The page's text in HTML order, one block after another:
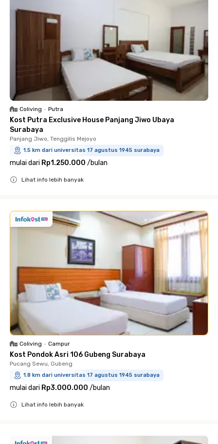
Coliving • Putra
Kost Putra Exclusive House Panjang Jiwo Ubaya
Surabaya
Panjang Jiwo, Tenggilis Mejoyo
1.5 km dari universitas 17 agustus 1945 surabaya
mulai dari Rp1.250.000 /bulan
Lihat info lebih banyak
Coliving • Campur
Kost Pondok Asri 106 Gubeng Surabaya
Pucang Sewu, Gubeng
1.8 km dari universitas 17 agustus 1945 surabaya
mulai dari Rp3.000.000 /bulan
Lihat info lebih banyak